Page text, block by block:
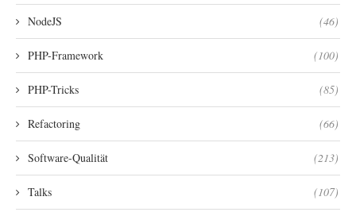
NodeJS (46)
PHP-Framework (100)
PHP-Tricks (85)
Refactoring (66)
Software-Qualität (213)
Talks (107)